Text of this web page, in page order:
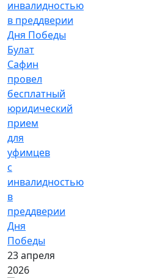
Булат
Сафин
провел
бесплатный
юридический
прием
для
уфимцев
с
инвалидностью
в
преддверии
Дня
Победы
23 апреля
2026